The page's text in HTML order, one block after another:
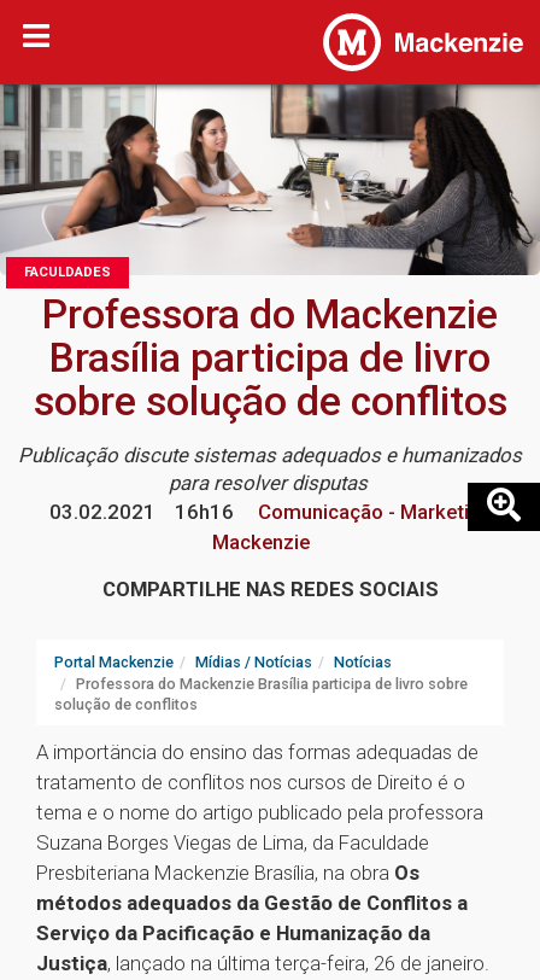
FACULDADES
Professora do Mackenzie
Brasília participa de livro
sobre solução de conflitos
Publicação discute sistemas adequados e humanizados
para resolver disputas
03.02.2021
16h16
Comunicação - Marketing
Mackenzie
COMPARTILHE NAS REDES SOCIAIS
Portal Mackenzie Mídias / Notícias
Notícias
Professora do Mackenzie Brasília participa de livro sobre
solução de conflitos
A importäncia do ensino das formas adequadas de
tratamento de conflitos nos cursos de Direito é o
tema e o nome do artigo publicado pela professora
Suzana Borges Viegas de Lima, da Faculdade
Presbiteriana Mackenzie Brasília, na obra Os
métodos adequados da Gestão de Conflitos a
Serviço da Pacificação e Humanização da
Justiça, lançado na última terça-feira, 26 de janeiro.